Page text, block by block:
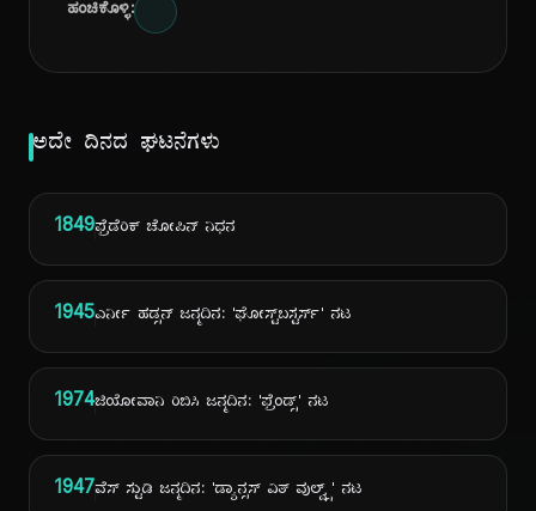
ಹಂಚಿಕೊಳ್ಳಿ:
ಅದೇ ದಿನದ ಘಟನೆಗಳು
1849ಫ್ರೆಡೆರಿಕ್ ಚೋಪಿನ್ ನಿಧನ
1945ಎರ್ನೀ ಹಡ್ಸನ್ ಜನ್ಮದಿನ: 'ಘೋಸ್ಟ್‌ಬಸ್ಟರ್ಸ್' ನಟ
1974ಜಿಯೋವಾನಿ ರಿಬಿಸಿ ಜನ್ಮದಿನ: 'ಫ್ರೆಂಡ್ಸ್' ನಟ
1947ವೆಸ್ ಸ್ಟುಡಿ ಜನ್ಮದಿನ: 'ಡ್ಯಾನ್ಸಸ್ ವಿತ್ ವುಲ್ವ್ಸ್' ನಟ